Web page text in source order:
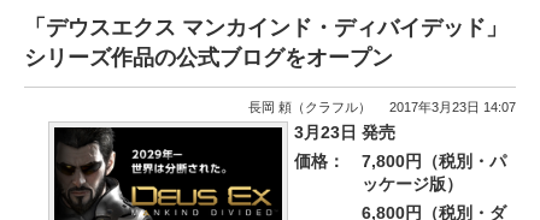
「デウスエクス マンカインド・ディバイデッド」
シリーズ作品の公式ブログをオープン
長岡 頼（クラフル） 2017年3月23日 14:07
3月23日 発売
価格：
7,800円（税別・パ
ッケージ版）
6,800円（税別・ダ